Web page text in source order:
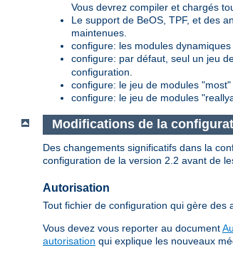
Vous devrez compiler et chargés
Le support de BeOS, TPF, et des
maintenues.
configure: les modules
configure: par défaut, seul un jeu
configuration.
configure: le jeu de modules
configure: le jeu de modules
Modifications de la
Des changements significatifs dans la
configuration de la version 2.2 avant de
Autorisation
Tout fichier de configuration qui gère des
Vous devez vous reporter au document
autorisation qui explique les nouveaux